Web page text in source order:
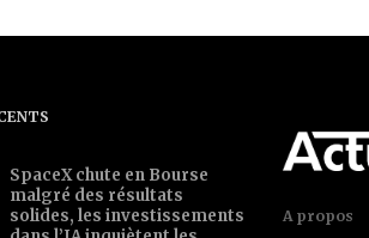
SpaceX chute en Bourse
malgré des résultats
solides, les investissements
A propos